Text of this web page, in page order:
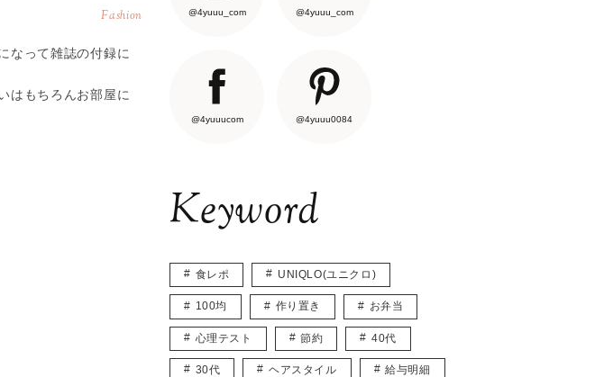
Fashion
なって雑誌の付録に
はもちろんお部屋に
@4yuuu_com @4yuuu_com
@4yuuucom @4yuuu0084
Keyword
食レポ UNIQLO(ユニクロ)
100均 作り置き お弁当
心理テスト 節約 40代
30代 ヘアスタイル 給与明細